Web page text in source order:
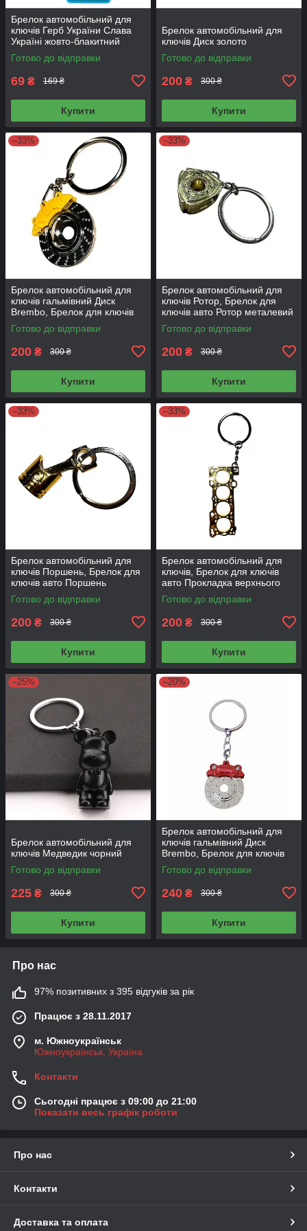
Брелок автомобільний для
ключів Герб України Слава
Україні жовто-блакитний
Готово до відправки
69 ₴ 169 ₴
Купити
Брелок автомобільний для
ключів Диск золото
Готово до відправки
200 ₴ 300 ₴
Купити
–33%
Брелок автомобільний для
ключів гальмівний Диск
Brembo, Брелок для ключів
авто Brembo золото
Готово до відправки
200 ₴ 300 ₴
Купити
–33%
Брелок автомобільний для
ключів Ротор, Брелок для
ключів авто Ротор металевий
Золото
Готово до відправки
200 ₴ 300 ₴
Купити
–33%
Брелок автомобільний для
ключів Поршень, Брелок для
ключів авто Поршень
металевий Золото
Готово до відправки
200 ₴ 300 ₴
Купити
–33%
Брелок автомобільний для
ключів, Брелок для ключів
авто Прокладка верхнього
блока металевий Золото
Готово до відправки
200 ₴ 300 ₴
Купити
–25%
Брелок автомобільний для
ключів Медведик чорний
Готово до відправки
225 ₴ 300 ₴
Купити
–20%
Брелок автомобільний для
ключів гальмівний Диск
Brembo, Брелок для ключів
авто металевий Brembo
Готово до відправки
240 ₴ 300 ₴
Купити
Про нас
97% позитивних з 395 відгуків за рік
Працює з 28.11.2017
м. Южноукраїнськ
Южноукраїнськ, Україна
Контакти
Сьогодні працює з 09:00 до 21:00
Показати весь графік роботи
Про нас
Контакти
Доставка та оплата